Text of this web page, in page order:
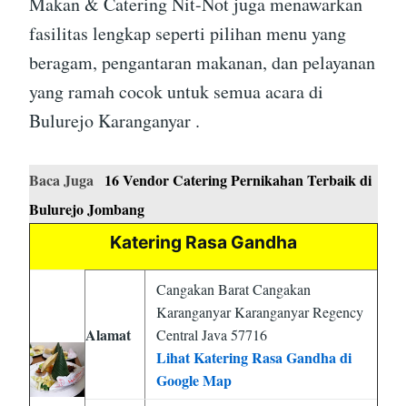
fasilitas lengkap seperti pilihan menu yang
beragam, pengantaran makanan, dan pelayanan
yang ramah cocok untuk semua acara di
Bulurejo Karanganyar .
Baca Juga
16 Vendor Catering Pernikahan Terbaik di
Bulurejo Jombang
Katering Rasa Gandha
Alamat
Cangakan Barat Cangakan
Karanganyar Karanganyar Regency
Central Java 57716
Lihat Katering Rasa Gandha di
Google Map